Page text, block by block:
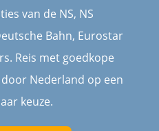
van de NS, NS
Bahn, Eurostar
Reis met goedkope
Nederland op een
keuze.